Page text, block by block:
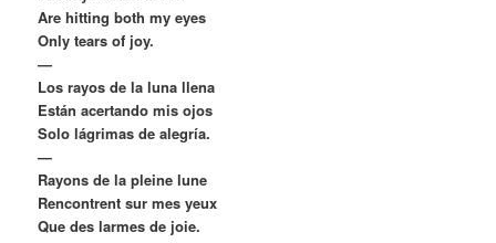
Are hitting both my eyes
Only tears of joy.
—
Los rayos de la luna llena
Están acertando mis ojos
Solo lágrimas de alegría.
—
Rayons de la pleine lune
Rencontrent sur mes yeux
Que des larmes de joie.